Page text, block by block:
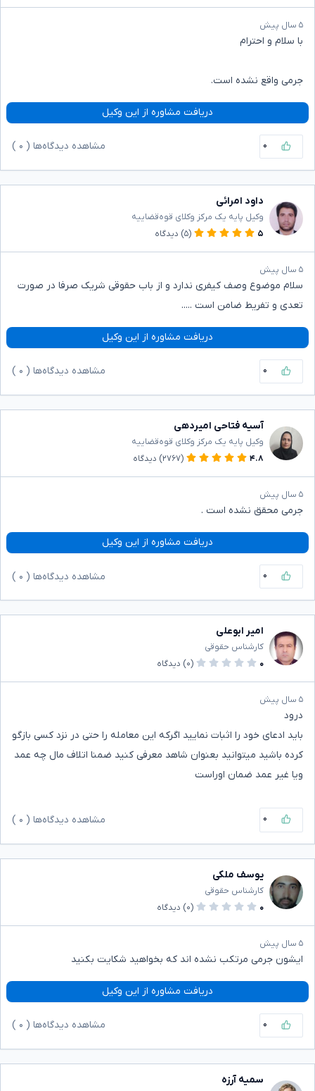
۵ سال پیش
با سلام و احترام
جرمی واقع نشده است.
دریافت مشاوره از این وکیل
۰ مشاهده دیدگاه‌ها ( ۰
داود امرائی
وکیل پایه یک مرکز وکلای قوه‌قضاییه
۵
(۵) دیدگاه
۵ سال پیش
سلام موضوع وصف کیفری ندارد و از باب حقوقی شریک صرفا در صورت
تعدی و تفریط ضامن است .....
دریافت مشاوره از این وکیل
۰ مشاهده دیدگاه‌ها ( ۰
آسیه فتاحی امیردهی
وکیل پایه یک مرکز وکلای قوه‌قضاییه
۴.۸
(۲۷۶۷) دیدگاه
۵ سال پیش
جرمی محقق نشده است .
دریافت مشاوره از این وکیل
۰ مشاهده دیدگاه‌ها ( ۰
امیر ابوعلی
کارشناس حقوقی
۰
(۰) دیدگاه
۵ سال پیش
درود
باید ادعای خود را اثبات نمایید اگرکه این معامله را حتی در نزد کسی بازگو
کرده باشید میتوانید بعنوان شاهد معرفی کنید ضمنا اتلاف مال چه عمد
ویا غیر عمد ضمان اوراست
۰ مشاهده دیدگاه‌ها ( ۰
یوسف ملکی
کارشناس حقوقی
۰
(۰) دیدگاه
۵ سال پیش
ایشون جرمی مرتکب نشده اند که بخواهید شکایت بکنید
دریافت مشاوره از این وکیل
۰ مشاهده دیدگاه‌ها ( ۰
سمیه آرزه